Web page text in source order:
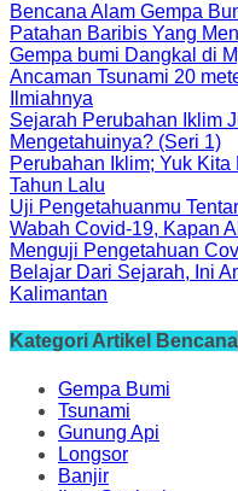
Bencana Alam Gempa
Patahan Baribis Yang
Gempa bumi Dangkal di
Ancaman Tsunami 20
Ilmiahnya
Sejarah Perubahan Iklim
Mengetahuinya? (Seri 1)
Perubahan Iklim; Yuk
Tahun Lalu
Uji Pengetahuanmu
Wabah Covid-19, Kapan
Menguji Pengetahuan
Belajar Dari Sejarah, Ini
Kalimantan
Kategori Artikel Bencana
Gempa Bumi
Tsunami
Gunung Api
Longsor
Banjir